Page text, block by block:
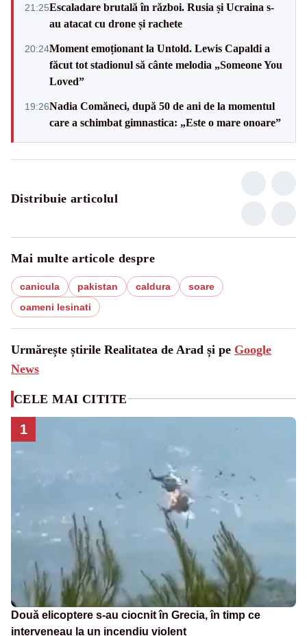
21:25Escaladare brutală în război. Rusia și Ucraina s-
au atacat cu drone și rachete
20:24Moment emoționant la Untold. Lewis Capaldi a
făcut tot stadionul să cânte melodia „Someone You
Loved”
19:26Nadia Comăneci, după 50 de ani de la momentul
care a schimbat gimnastica: „Este o mare onoare”
Distribuie articolul
Mai multe articole despre
canicula pakistan caldura
soare
oameni lesinati
Urmărește știrile Realitatea de Arad și pe Google
News
CELE MAI CITITE
1
Două elicoptere s-au ciocnit în Grecia, în timp ce
interveneau la un incendiu violent